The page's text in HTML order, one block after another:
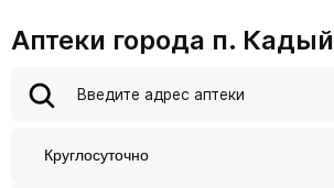
Аптеки города п. Кадый
Круглосуточно